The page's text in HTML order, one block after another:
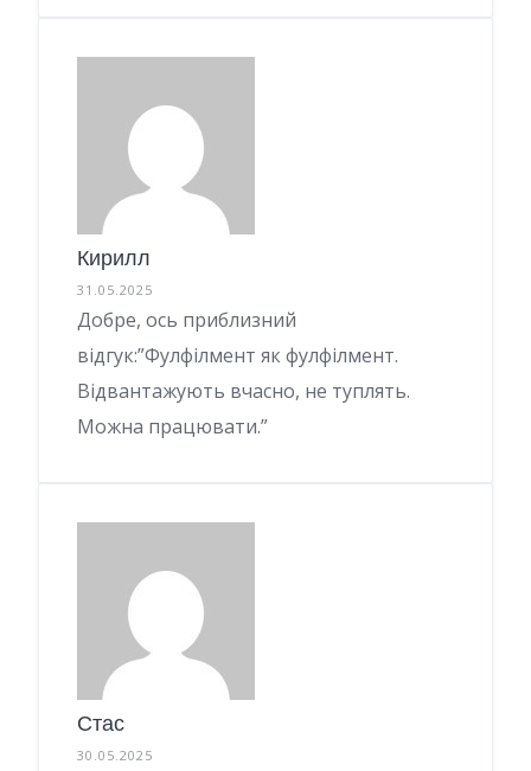
Кирилл
31.05.2025
Добре, ось приблизний
відгук:”Фулфілмент як фулфілмент.
Відвантажують вчасно, не туплять.
Можна працювати.”
Стас
30.05.2025